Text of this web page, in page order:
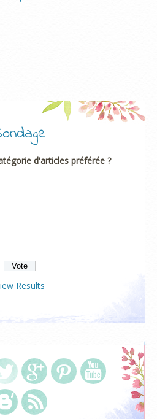
d'articles préférée ?
Results